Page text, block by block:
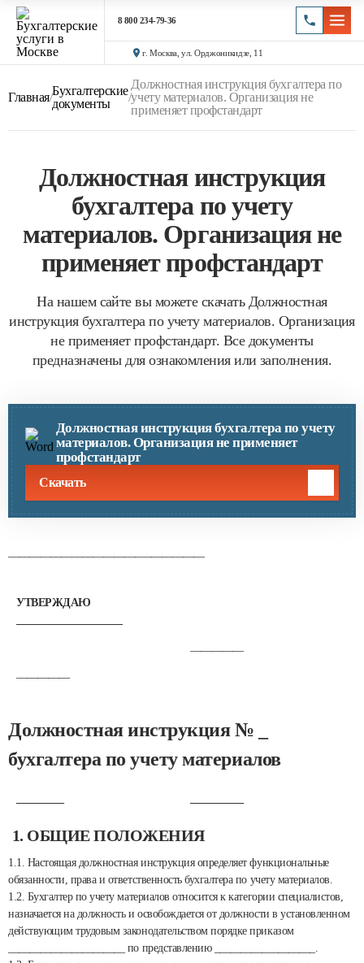
8 800 234-79-36
г. Москва, ул. Орджоникидзе, 11
Главная/Бухгалтерские
документы
/
Должностная инструкция бухгалтера по
учету материалов. Организация не
применяет профстандарт
Должностная инструкция
бухгалтера по учету
материалов. Организация не
применяет профстандарт
На нашем сайте вы можете скачать Должностная
инструкция бухгалтера по учету материалов. Организация
не применяет профстандарт. Все документы
предназначены для ознакомления или заполнения.
Должностная инструкция бухгалтера по учету
материалов. Организация не применяет
профстандарт
Скачать
УТВЕРЖДАЮ
Должностная инструкция № _
бухгалтера по учету материалов
1. ОБЩИЕ ПОЛОЖЕНИЯ
1.1. Настоящая должностная инструкция определяет функциональные
обязанности, права и ответственность бухгалтера по учету материалов.
1.2. Бухгалтер по учету материалов относится к категории специалистов,
назначается на должность и освобождается от должности в установленном
действующим трудовым законодательством порядке приказом
______________________ по представлению ___________________.